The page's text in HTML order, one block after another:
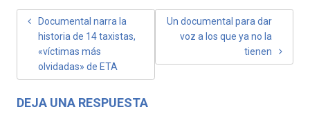
NAVEGACIÓN
ENTRADAS
Documental narra la
historia de 14 taxistas,
«víctimas más
olvidadas» de ETA
Un documental para dar
voz a los que ya no la
tienen
DEJA UNA RESPUESTA